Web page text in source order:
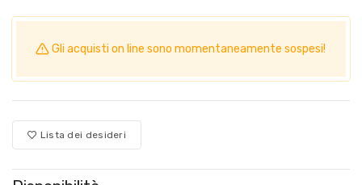
Gli acquisti on line sono momentaneamente sospesi!
Lista dei desideri